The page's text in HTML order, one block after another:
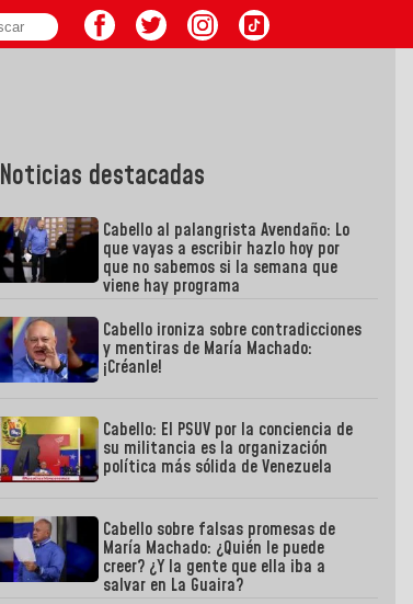
Noticias destacadas
Cabello al palangrista Avendaño: Lo
que vayas a escribir hazlo hoy por
que no sabemos si la semana que
viene hay programa
Cabello ironiza sobre contradicciones
y mentiras de María Machado:
¡Créanle!
Cabello: El PSUV por la conciencia de
su militancia es la organización
política más sólida de Venezuela
Cabello sobre falsas promesas de
María Machado: ¿Quién le puede
creer? ¿Y la gente que ella iba a
salvar en La Guaira?